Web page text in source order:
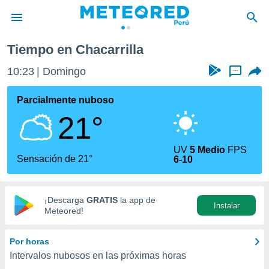
de
ha sido
que se
calidad.
a este
las
y
digital
basada
Tiempo en Chacarrilla
10:23 Domingo ...
Parcialmente nuboso
21°
Sensación de 21°
UV5 Medio FPS
6-10
¡Descarga GRATIS la app de
Meteored!
Instalar
Por horas
Intervalos nubosos en las próximas horas